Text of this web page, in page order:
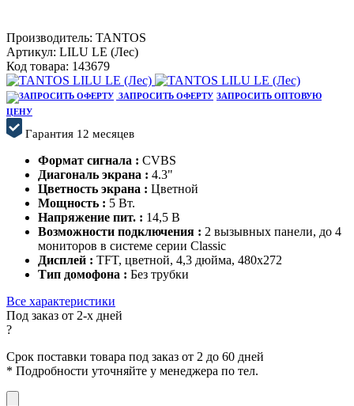
Производитель: TANTOS
Артикул: LILU LE (Лес)
Код товара: 143679
ЗАПРОСИТЬ ОФЕРТУ ЗАПРОСИТЬ ОПТОВУЮ
ЦЕНУ
Гарантия 12 месяцев
Формат сигнала : CVBS
Диагональ экрана : 4.3"
Цветность экрана : Цветной
Мощность : 5 Вт.
Напряжение пит. : 14,5 В
Возможности подключения : 2 вызывных панели, до 4
мониторов в системе серии Classic
Дисплей : TFT, цветной, 4,3 дюйма, 480x272
Тип домофона : Без трубки
Все характеристики
Под заказ от 2-х дней
?
Срок поставки товара под заказ от 2 до 60 дней
* Подробности уточняйте у менеджера по тел.